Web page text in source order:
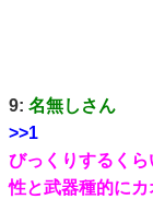
9: 名無しさん
>>1
びっくりするく
性と武器種的に